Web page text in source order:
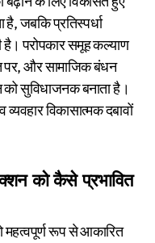
जबकि प्रतिस्पर्धा
परोपकार समूह कल्याण
पर, और सामाजिक बंधन
सुविधाजनक बनाता है।
विकासात्मक दबावों
को कैसे प्रभावित
महत्वपूर्ण रूप से आकारित